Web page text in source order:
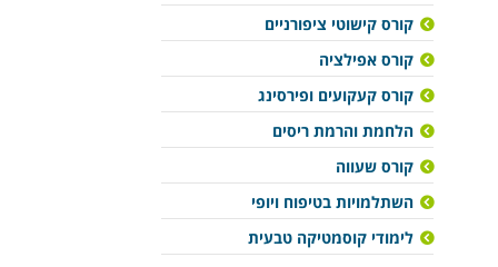
קורס קישוטי ציפורניים
קורס אפילציה
קורס קעקועים ופירסינג
הלחמת והרמת ריסים
קורס שעווה
השתלמויות בטיפוח ויופי
לימודי קוסמטיקה טבעית